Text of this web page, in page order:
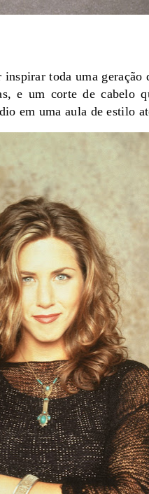
toda uma
e um corte de cabelo
em uma aula de estilo